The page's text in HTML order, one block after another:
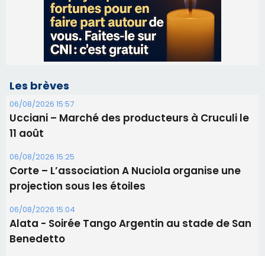
Les brèves
06/08/2026 15:57
Ucciani – Marché des producteurs à Cruculi le
11 août
06/08/2026 15:25
Corte – L’association A Nuciola organise une
projection sous les étoiles
06/08/2026 15:04
Alata - Soirée Tango Argentin au stade de San
Benedetto